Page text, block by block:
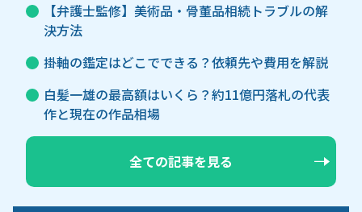
【弁護士監修】美術品・骨董品相続トラブルの解
決方法
掛軸の鑑定はどこでできる？依頼先や費用を解説
白髪一雄の最高額はいくら？約11億円落札の代表
作と現在の作品相場
全ての記事を見る